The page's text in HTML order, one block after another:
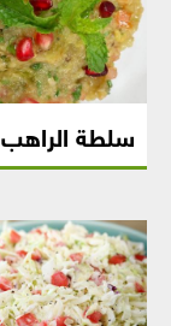
سلطة الراهب